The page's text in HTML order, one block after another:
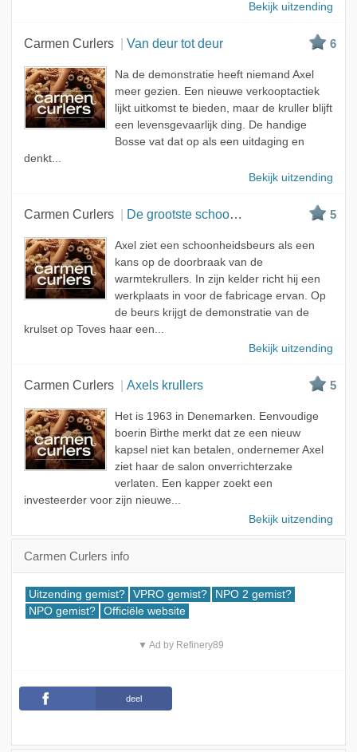
Bekijk uitzending
Carmen Curlers Van deur tot deur 6
Na de demonstratie heeft niemand Axel
meer gezien. Een nieuwe verkooptactiek
lijkt uitkomst te bieden, maar de kruller blijft
een levensgevaarlijk ding. De handige
Bosse vat dat op als een uitdaging en
denkt...
Bekijk uitzending
Carmen Curlers De grootste schoonheidsbeurs van Denemarken 5
Axel ziet een schoonheidsbeurs als een
kans op de doorbraak van de
warmtekrullers. In zijn kelder richt hij een
werkplaats in voor de fabricage ervan. Op
de beurs krijgt de demonstratie van de
krulset op Toves haar een...
Bekijk uitzending
Carmen Curlers Axels krullers 5
Het is 1963 in Denemarken. Eenvoudige
boerin Birthe merkt dat ze een nieuw
kapsel niet kan betalen, ondernemer Axel
ziet haar de salon onverrichterzake
verlaten. Een kapper zoekt een
investeerder voor zijn nieuwe...
Bekijk uitzending
Carmen Curlers info
Uitzending gemist? VPRO gemist?
NPO 2 gemist?
NPO gemist?
Officiële website
▼ Ad by Refinery89
deel